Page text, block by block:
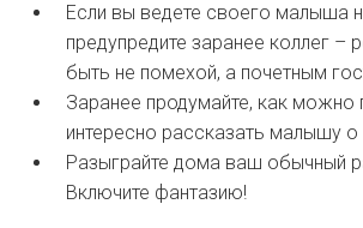
Если вы ведете своего малыша
предупредите заранее коллег –
быть не помехой, а почетным
Заранее продумайте, как можно
интересно рассказать малышу
Разыграйте дома ваш обычный
Включите фантазию!